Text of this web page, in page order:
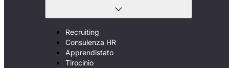
Recruiting
Consulenza HR
Apprendistato
Tirocinio